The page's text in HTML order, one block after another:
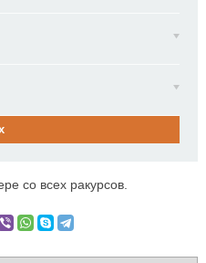
со всех ракурсов.